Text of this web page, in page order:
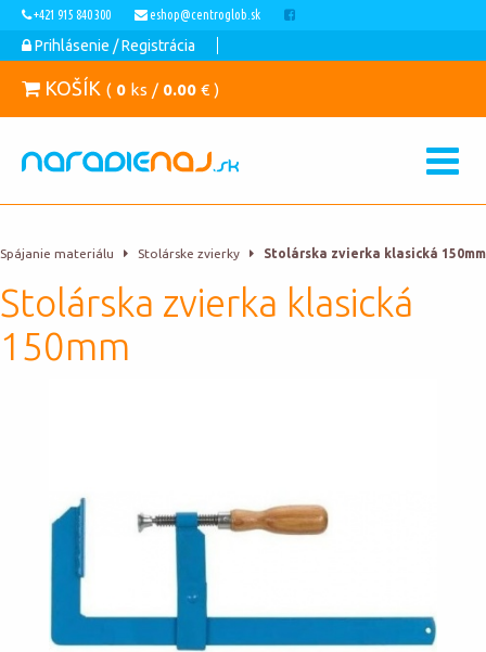
+421 915 840 300 eshop@centroglob.sk
Prihlásenie / Registrácia
KOŠÍK ( 0 ks / 0.00 € )
Spájanie materiálu Stolárske zvierky Stolárska zvierka klasická 150mm
Stolárska zvierka klasická
150mm